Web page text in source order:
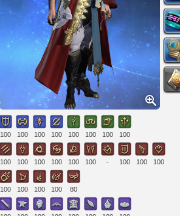
100 100 100 100 100 100 100 100
100 100 100 100 100 100 - 100 100 100
100 100 100 100 80